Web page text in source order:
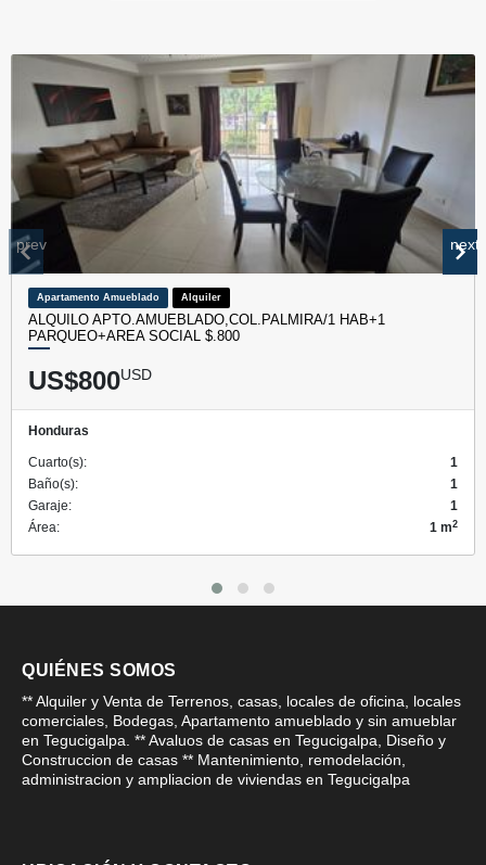
Apartamento Amueblado Alquiler
ALQUILO APTO.AMUEBLADO,COL.PALMIRA/1 HAB+1
PARQUEO+AREA SOCIAL $.800
US$800USD
Honduras
Cuarto(s):
1
Baño(s):
1
Garaje:
1
Área:
1 m2
prev next
QUIÉNES SOMOS
** Alquiler y Venta de Terrenos, casas, locales de oficina, locales
comerciales, Bodegas, Apartamento amueblado y sin amueblar
en Tegucigalpa. ** Avaluos de casas en Tegucigalpa, Diseño y
Construccion de casas ** Mantenimiento, remodelación,
administracion y ampliacion de viviendas en Tegucigalpa